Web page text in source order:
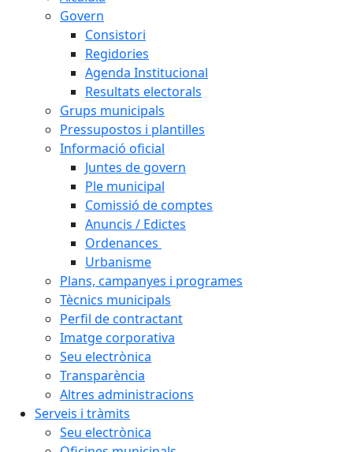
Govern
Consistori
Regidories
Agenda Institucional
Resultats electorals
Grups municipals
Pressupostos i plantilles
Informació oficial
Juntes de govern
Ple municipal
Comissió de comptes
Anuncis / Edictes
Ordenances
Urbanisme
Plans, campanyes i programes
Tècnics municipals
Perfil de contractant
Imatge corporativa
Seu electrònica
Transparència
Altres administracions
Serveis i tràmits
Seu electrònica